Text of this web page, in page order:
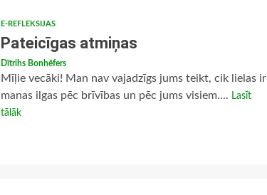
E-REFLEKSIJAS
Pateicīgas atmiņas
Dītrihs Bonhēfers
Mīļie vecāki! Man nav vajadzīgs jums teikt, cik lielas ir
manas ilgas pēc brīvības un pēc jums visiem.... Lasīt
tālāk